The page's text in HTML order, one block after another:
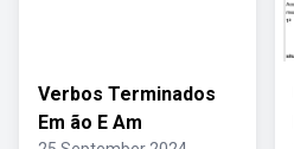
Verbos Terminados
Em ão E Am